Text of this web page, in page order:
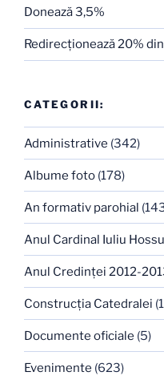
Donează 3,5%
Redirecţionează 20%
CATEGORII:
Administrative (342)
Albume foto (178)
An formativ parohial
Anul Cardinal Iuliu Hossu
Anul Credinţei 2012-
Construcţia Catedralei
Documente oficiale (5)
Evenimente (623)